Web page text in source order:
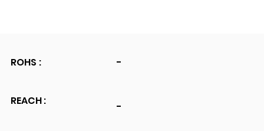
ROHS : -
REACH : -